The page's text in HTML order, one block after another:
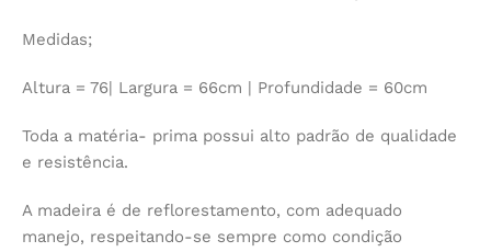
Medidas;
Altura = 76| Largura = 66cm | Profundidade = 60cm
Toda a matéria- prima possui alto padrão de qualidade
e resistência.
A madeira é de reflorestamento, com adequado
manejo, respeitando-se sempre como condição